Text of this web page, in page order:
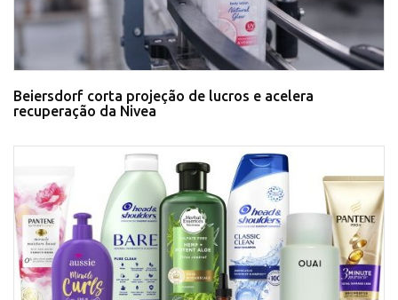
Beiersdorf corta projeção de lucros e acelera
recuperação da Nivea